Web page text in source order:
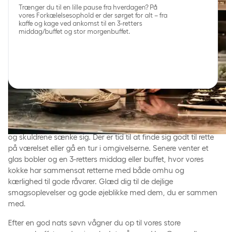
Trænger du til en lille pause fra hverdagen? På
vores Forkælelsesophold er der sørget for alt – fra
kaffe og kage ved ankomst til en 3-retters
middag/buffet og stor morgenbuffet.
Forkælelse fra start til slut
Ved ankomst byder vi på kaffe og kage, så roen kan falde på
og skuldrene sænke sig. Der er tid til at finde sig godt til rette
på værelset eller gå en tur i omgivelserne. Senere venter et
glas bobler og en 3-retters middag eller buffet, hvor vores
kokke har sammensat retterne med både omhu og
kærlighed til gode råvarer. Glæd dig til de dejlige
smagsoplevelser og gode øjeblikke med dem, du er sammen
med.
Efter en god nats søvn vågner du op til vores store